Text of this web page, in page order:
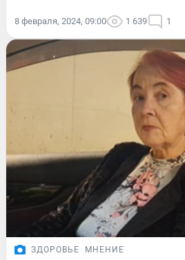
8 февраля, 2024, 09:00 1 639 1
ЗДОРОВЬЕ МНЕНИЕ